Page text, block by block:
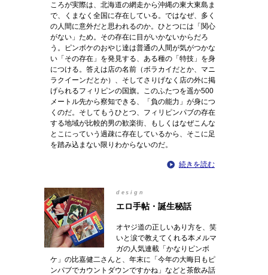
ころが実際は、北海道の網走から沖縄の東大東島ま
で、くまなく全国に存在している。ではなぜ、多く
の人間に意外だと思われるのか。ひとつには「関心
がない」ため。その存在に目がいかないからだろ
う。ピンボケのおやじ達は普通の人間が気がつかな
い「その存在」を発見する、ある種の「特技」を身
につける。答えは店の名前（ボラカイだとか、マニ
ラクイーンだとか）、そしてさりげなく店の外に掲
げられるフィリピンの国旗。このふたつを遥か500
メートル先から察知できる、「負の能力」が身につ
くのだ。そしてもうひとつ、フィリピンパブの存在
する地域が比較的男の歓楽街、もしくはなぜこんな
とこにっていう過疎に存在しているから、そこに足
を踏み込まない限りわからないのだ。
続きを読む
design
エロ手帖・誕生秘話
オヤジ道の正しいあり方を、笑
いと涙で教えてくれる本メルマ
ガの人気連載「かなりピンボ
ケ」の比嘉健二さんと、年末に「今年の大晦日もピ
ンパブでカウントダウンですかね」などと茶飲み話